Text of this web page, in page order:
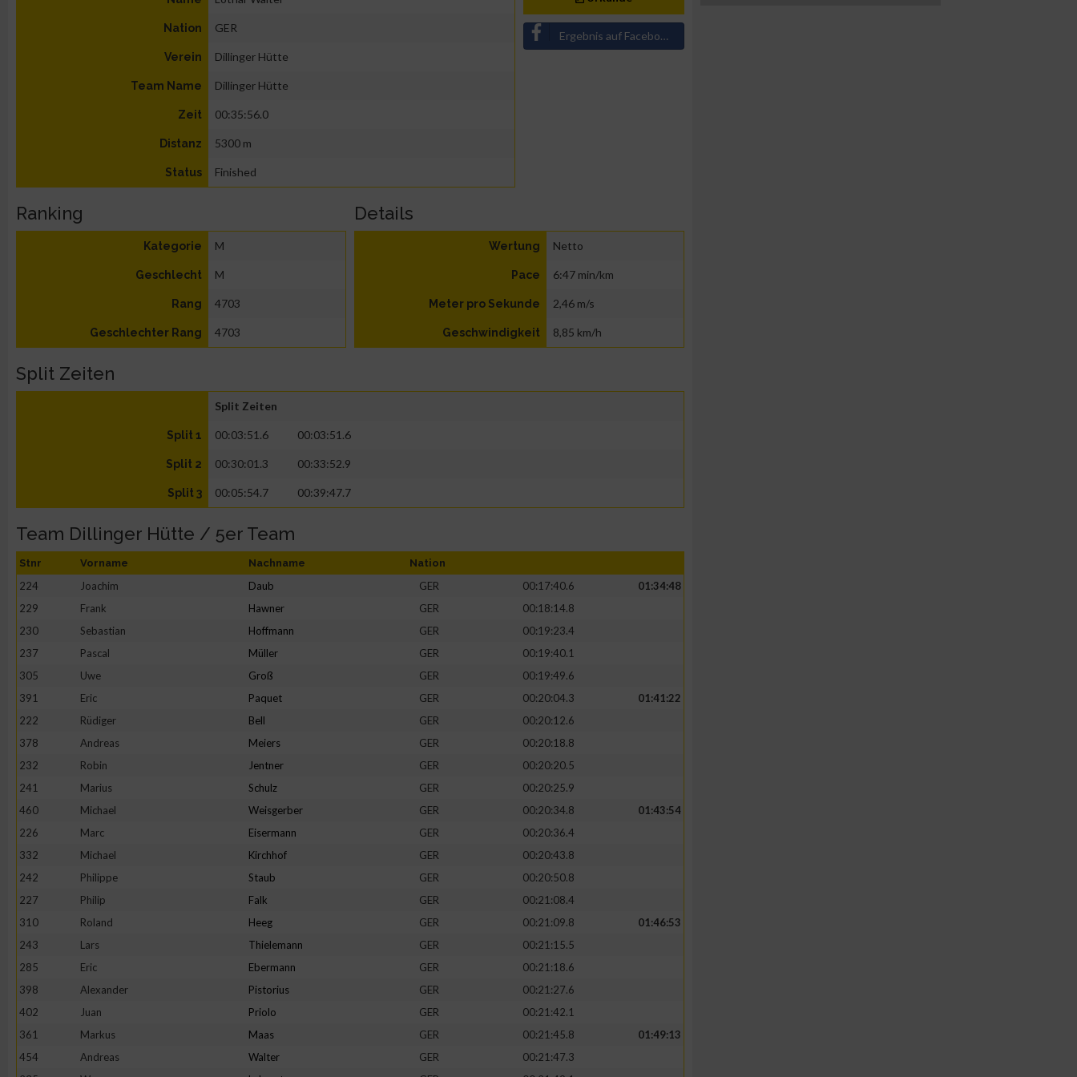
Nation GER
Verein Dillinger Hütte
Team Name Dillinger Hütte
Zeit 00:35:56.0
Distanz 5300 m
Status Finished
Ergebnis auf Facebook teilen
Ranking
Kategorie M
Geschlecht M
Rang 4703
Geschlechter Rang 4703
Details
Wertung Netto
Pace 6:47 min/km
Meter pro Sekunde 2,46 m/s
Geschwindigkeit 8,85 km/h
Split Zeiten
Split Zeiten
Split 1 00:03:51.6 00:03:51.6
Split 2 00:30:01.3 00:33:52.9
Split 3 00:05:54.7 00:39:47.7
Team Dillinger Hütte / 5er Team
Stnr Vorname Nachname Nation
224 Joachim Daub GER 00:17:40.6
01:34:48
229
Frank Hawner GER
00:18:14.8
230
Sebastian Hoffmann GER
00:19:23.4
237
Pascal Müller GER
00:19:40.1
305
Uwe Groß GER
00:19:49.6
391
Eric Paquet GER 00:20:04.3
01:41:22
222
Rüdiger Bell GER
00:20:12.6
378
Andreas Meiers GER
00:20:18.8
232
Robin Jentner GER
00:20:20.5
241
Marius Schulz GER
00:20:25.9
460
Michael Weisgerber GER 00:20:34.8
01:43:54
226
Marc Eisermann GER
00:20:36.4
332
Michael Kirchhof GER
00:20:43.8
242
Philippe Staub GER
00:20:50.8
227
Philip Falk GER
00:21:08.4
310
Roland Heeg GER 00:21:09.8
01:46:53
243
Lars Thielemann GER
00:21:15.5
285
Eric Ebermann GER
00:21:18.6
398
Alexander Pistorius GER
00:21:27.6
402
Juan Priolo GER
00:21:42.1
361
Markus Maas GER 00:21:45.8
01:49:13
454
Andreas Walter GER
00:21:47.3